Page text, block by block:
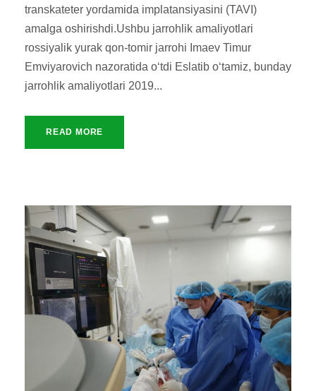
transkateter yordamida implatansiyasini (TAVI)
amalga oshirishdi.Ushbu jarrohlik amaliyotlari
rossiyalik yurak qon-tomir jarrohi Imaev Timur
Emviyarovich nazoratida o‘tdi Eslatib o‘tamiz, bunday
jarrohlik amaliyotlari 2019...
READ MORE